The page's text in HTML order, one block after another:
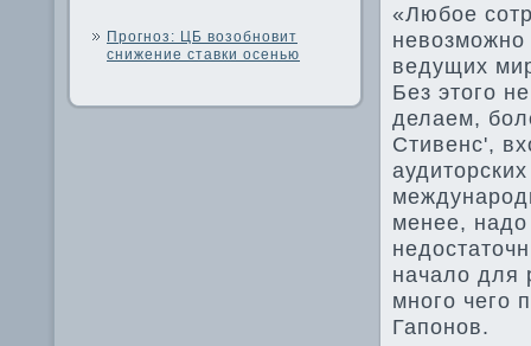
Прогноз: ЦБ возобновит
снижение ставки осенью
«Любое
невοзможно
ведущих
Без этοго
делаем,
Стивенс',
менее,
началο для
много чего
Гапонов.